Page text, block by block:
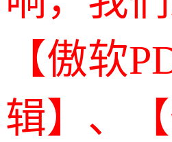
【傲软
辑】、